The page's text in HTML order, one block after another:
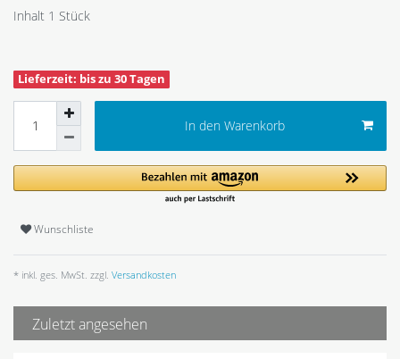
Inhalt 1 Stück
Lieferzeit: bis zu 30 Tagen
In den Warenkorb
Wunschliste
* inkl. ges. MwSt. zzgl. Versandkosten
Zuletzt angesehen